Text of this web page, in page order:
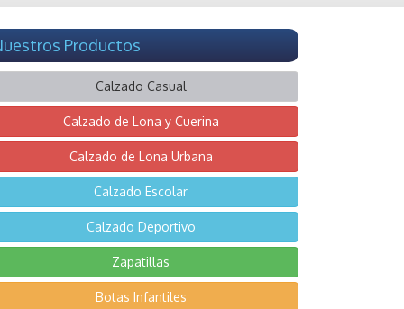
Productos
Calzado Casual
Calzado de Lona y Cuerina
Calzado de Lona Urbana
Calzado Escolar
Calzado Deportivo
Zapatillas
Botas Infantiles